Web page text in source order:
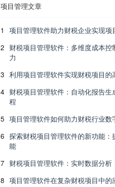
项目管理文章
1
项目管理软件助力财税企业实现项
2 财税项目管理软件：多维度成本控
力
3 利用项目管理软件实现财税项目的
4 财税项目管理软件：自动化报告生
程
5 项目管理软件如何助力财税行业数
6 探索财税项目管理软件的新功能：
能
7 财税项目管理软件：实时数据分析
8 项目管理软件在复杂财税项目中的